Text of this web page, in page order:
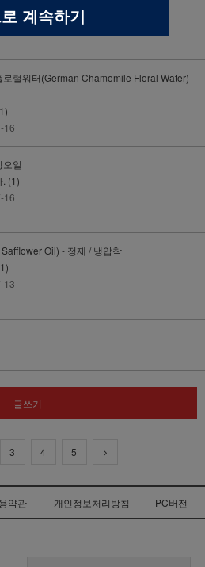
21
로럴워터(German Chamomile Floral Water) -
16
일
(1)
16
Oil) - 정제 / 냉압착
13
글쓰기
3 4 5
약관 개인정보처리방침 PC버전
계속하기